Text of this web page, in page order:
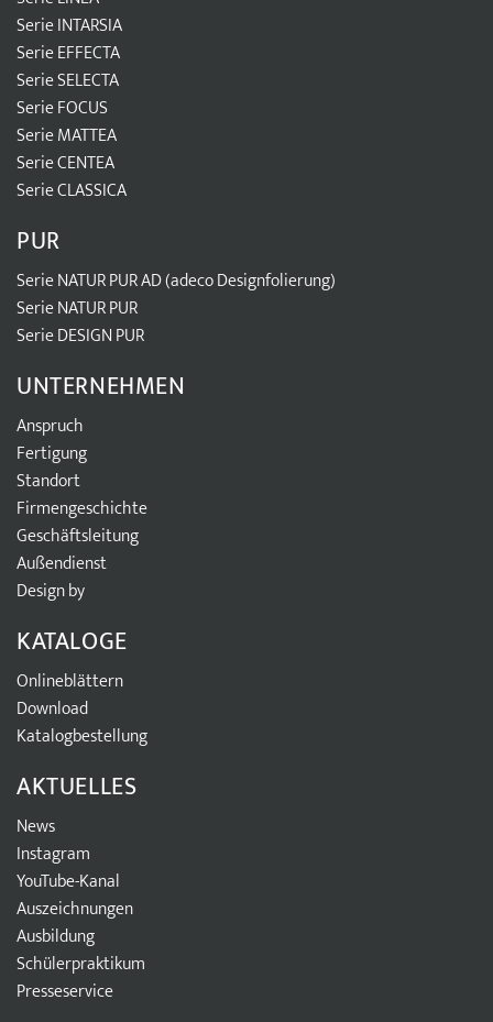
Serie INTARSIA
Serie EFFECTA
Serie SELECTA
Serie FOCUS
Serie MATTEA
Serie CENTEA
Serie CLASSICA
PUR
Serie NATUR PUR AD (adeco Designfolierung)
Serie NATUR PUR
Serie DESIGN PUR
UNTERNEHMEN
Anspruch
Fertigung
Standort
Firmengeschichte
Geschäftsleitung
Außendienst
Design by
KATALOGE
Onlineblättern
Download
Katalogbestellung
AKTUELLES
News
Instagram
YouTube-Kanal
Auszeichnungen
Ausbildung
Schülerpraktikum
Presseservice